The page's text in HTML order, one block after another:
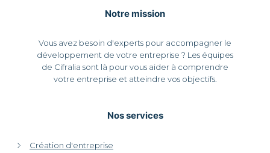
Notre mission
Vous avez besoin d'experts pour accompagner le
développement de votre entreprise ? Les équipes
de Cifralia sont là pour vous aider à comprendre
votre entreprise et atteindre vos objectifs.
Nos services
Création d'entreprise